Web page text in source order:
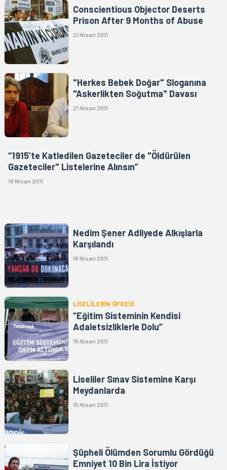
Conscientious Objector Deserts
Prison After 9 Months of Abuse
21 Nisan 2011
"Herkes Bebek Doğar" Sloganına
"Askerlikten Soğutma" Davası
21 Nisan 2011
“1915’te Katledilen Gazeteciler de "Öldürülen
Gazeteciler" Listelerine Alınsın”
19 Nisan 2011
Nedim Şener Adliyede Alkışlarla
Karşılandı
18 Nisan 2011
LİSELİLERİN ÖFKESİ
“Eğitim Sisteminin Kendisi
Adaletsizliklerle Dolu”
15 Nisan 2011
Liseliler Sınav Sistemine Karşı
Meydanlarda
15 Nisan 2011
Şüpheli Ölümden Sorumlu Gördüğü
Emniyet 10 Bin Lira İstiyor